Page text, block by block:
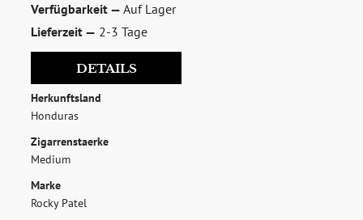
Verfügbarkeit — Auf Lager
Lieferzeit — 2-3 Tage
DETAILS
Herkunftsland
Honduras
Zigarrenstaerke
Medium
Marke
Rocky Patel
zum Newsletter anmelden
Möchten Sie ein für Newsletter-Abonnenten exklusives
um Whisky & Passion, das erlesene Sortiment unseres Ladens
sowie Online-Shops, unsere limitierten Tastings und Events